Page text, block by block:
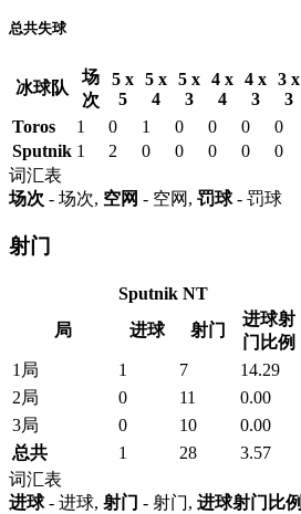
总共失球
冰球队
场
次
5 x
5
5 x
4
5 x
3
4 x
4
4 x
3
3 x
3
Toros
1 0 1 0 0 0 0
Sputnik 1 2 0 0 0 0 0
词汇表
场次 - 场次, 空网 - 空网, 罚球- 罚球
射门
Sputnik NT
局
进球 射门
进球射
门比例
1局
1 7 14.29
2局
0 11 0.00
3局
0 10 0.00
总共
1 28 3.57
词汇表
进球- 进球, 射门 - 射门, 进球射门比例